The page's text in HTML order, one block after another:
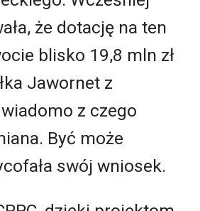
że dotację na ten
blisko 19,8 mln zł
Jawornet z
z czego
Być może
swój wniosek.